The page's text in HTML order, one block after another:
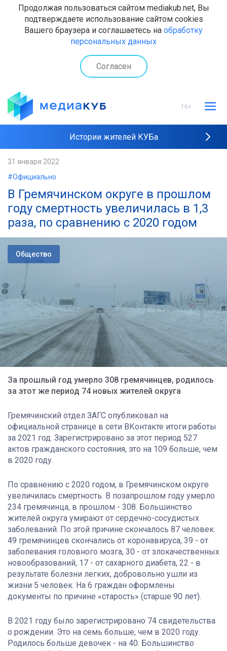
Продолжая пользоваться сайтом mediakub.net, Вы
подтверждаете использование сайтом cookies
Вашего браузера и соглашаетесь на обработку
персональных данных
Согласен
16+
Истории жителей КУБа
31 января 2022
#Официально
В Гремячинском округе в прошлом
году смертность увеличилась в 1,3
раза, по сравнению с 2020 годом
Общество
За прошлый год умерло 308 гремячинцев, родилось
за этот же период 74 новых жителей округа
Гремячинский отдел ЗАГС опубликовал на
официальной странице в сети ВКонтакте итоги работы
за 2021 год. Зарегистрировано за этот период 527
актов гражданского состояния, это на 109 больше, чем
в 2020 году.
По сравнению с 2020 годом, в Гремячинском округе
увеличилась смертность. В позапрошлом году умерло
234 гремячинца, в прошлом - 308. Большинство
жителей округа умирают от сердечно-сосудистых
заболеваний. По этой причине скончалось 87 человек.
49 гремячинцев скончались от коронавируса, 39 - от
заболевания головного мозга, 30 - от злокачественных
новообразований, 17 - от сахарного диабета, 22 - в
результате болезни легких, добровольно ушли из
жизни 5 человек. На 6 граждан оформлены
документы по причине «старость» (старше 90 лет).
В 2021 году было зарегистрировано 74 свидетельства
о рождении. Это на семь больше, чем в 2020 году.
Родилось больше девочек - на 40. Большинство